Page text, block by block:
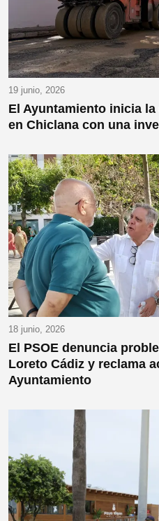
19 junio, 2026
El Ayuntamiento inicia
en Chiclana con una
18 junio, 2026
El PSOE denuncia
Loreto Cádiz y reclama
Ayuntamiento